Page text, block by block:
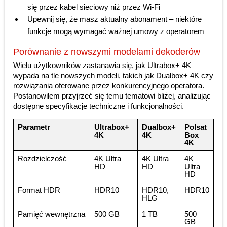
się przez kabel sieciowy niż przez Wi-Fi
Upewnij się, że masz aktualny abonament – niektóre
funkcje mogą wymagać ważnej umowy z operatorem
Porównanie z nowszymi modelami dekoderów
Wielu użytkowników zastanawia się, jak Ultrabox+ 4K
wypada na tle nowszych modeli, takich jak Dualbox+ 4K czy
rozwiązania oferowane przez konkurencyjnego operatora.
Postanowiłem przyjrzeć się temu tematowi bliżej, analizując
dostępne specyfikacje techniczne i funkcjonalności.
Parametr
Ultrabox+
4K
Dualbox+
4K
Polsat
Box
4K
Rozdzielczość
4K Ultra
HD
4K Ultra
HD
4K
Ultra
HD
Format HDR
HDR10
HDR10,
HLG
HDR10
Pamięć wewnętrzna 500 GB 1 TB
500
GB